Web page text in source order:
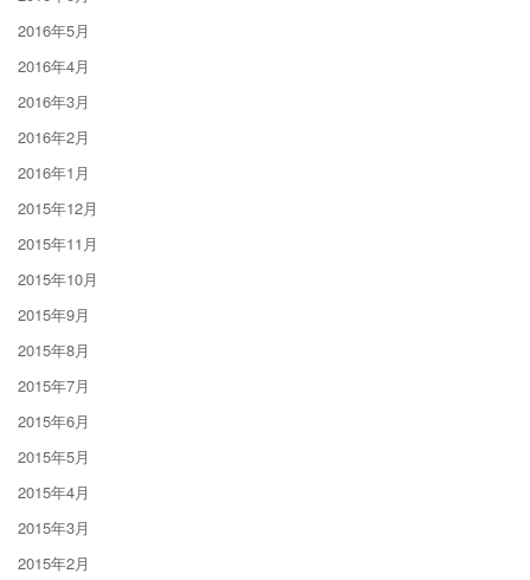
2016年5月
2016年4月
2016年3月
2016年2月
2016年1月
2015年12月
2015年11月
2015年10月
2015年9月
2015年8月
2015年7月
2015年6月
2015年5月
2015年4月
2015年3月
2015年2月